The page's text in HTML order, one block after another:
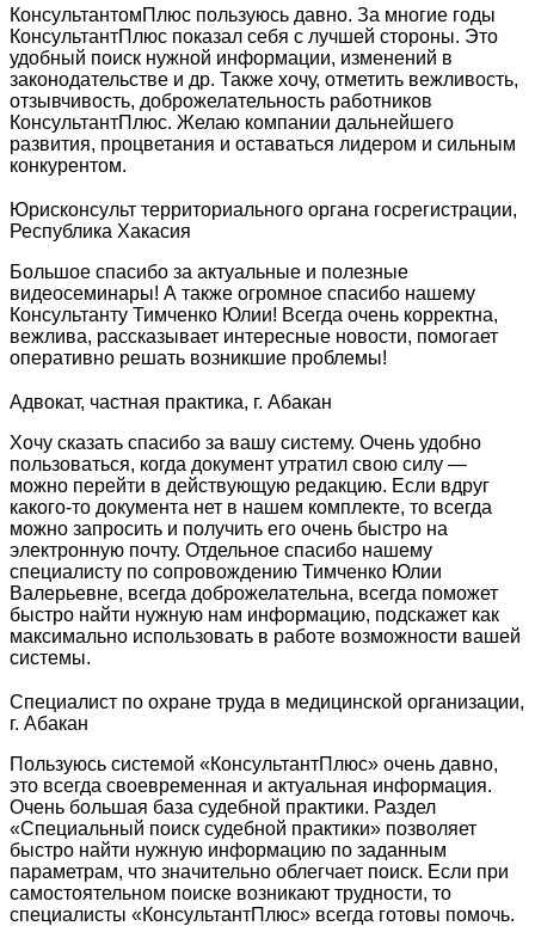
КонсультантомПлюс пользуюсь давно. За многие годы
КонсультантПлюс показал себя с лучшей стороны. Это
удобный поиск нужной информации, изменений в
законодательстве и др. Также хочу, отметить вежливость,
отзывчивость, доброжелательность работников
КонсультантПлюс. Желаю компании дальнейшего
развития, процветания и оставаться лидером и сильным
конкурентом.
Юрисконсульт территориального органа госрегистрации,
Республика Хакасия
Большое спасибо за актуальные и полезные
видеосеминары! А также огромное спасибо нашему
Консультанту Тимченко Юлии! Всегда очень корректна,
вежлива, рассказывает интересные новости, помогает
оперативно решать возникшие проблемы!
Адвокат, частная практика, г. Абакан
Хочу сказать спасибо за вашу систему. Очень удобно
пользоваться, когда документ утратил свою силу —
можно перейти в действующую редакцию. Если вдруг
какого-то документа нет в нашем комплекте, то всегда
можно запросить и получить его очень быстро на
электронную почту. Отдельное спасибо нашему
специалисту по сопровождению Тимченко Юлии
Валерьевне, всегда доброжелательна, всегда поможет
быстро найти нужную нам информацию, подскажет как
максимально использовать в работе возможности вашей
системы.
Специалист по охране труда в медицинской организации,
г. Абакан
Пользуюсь системой «КонсультантПлюс» очень давно,
это всегда своевременная и актуальная информация.
Очень большая база судебной практики. Раздел
«Специальный поиск судебной практики» позволяет
быстро найти нужную информацию по заданным
параметрам, что значительно облегчает поиск. Если при
самостоятельном поиске возникают трудности, то
специалисты «КонсультантПлюс» всегда готовы помочь.